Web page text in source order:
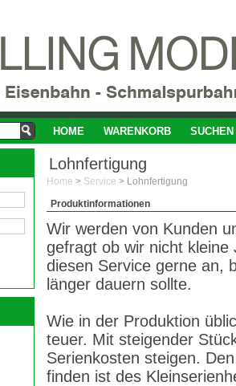
HOME WARENKORB SUCHEN
Lohnfertigung
Home > Service > Lohnfertigung
Produktinformationen
Wir werden von Kunden
gefragt ob wir nicht
diesen Service gerne an,
länger dauern sollte.
Wie in der Produktion
teuer. Mit steigender
Serienkosten steigen.
finden ist des